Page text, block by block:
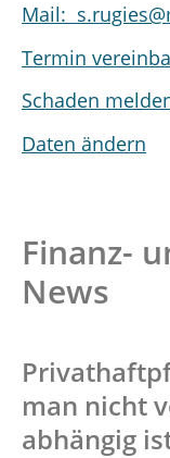
Mail:
Termin
Schaden
Daten ändern
Finanz-
News
man nicht
abhängig